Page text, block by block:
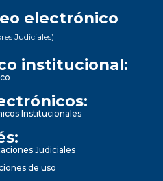
electrónico
Judiciales)
institucional:
Institucionales
Judiciales
de uso